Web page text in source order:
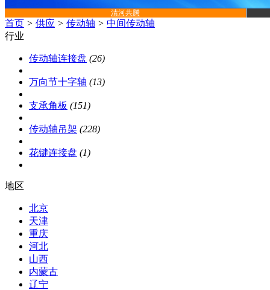
清河共腾
首页 > 供应 > 传动轴 > 中间传动轴
行业
传动轴连接盘 (26)
万向节十字轴 (13)
支承角板 (151)
传动轴吊架 (228)
花键连接盘 (1)
地区
北京
天津
重庆
河北
山西
内蒙古
辽宁